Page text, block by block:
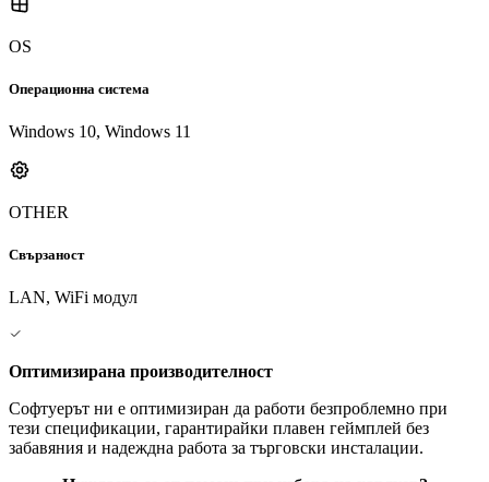
OS
Операционна система
Windows 10, Windows 11
OTHER
Свързаност
LAN, WiFi модул
Оптимизирана производителност
Софтуерът ни е оптимизиран да работи безпроблемно при
тези спецификации, гарантирайки плавен геймплей без
забавяния и надеждна работа за търговски инсталации.